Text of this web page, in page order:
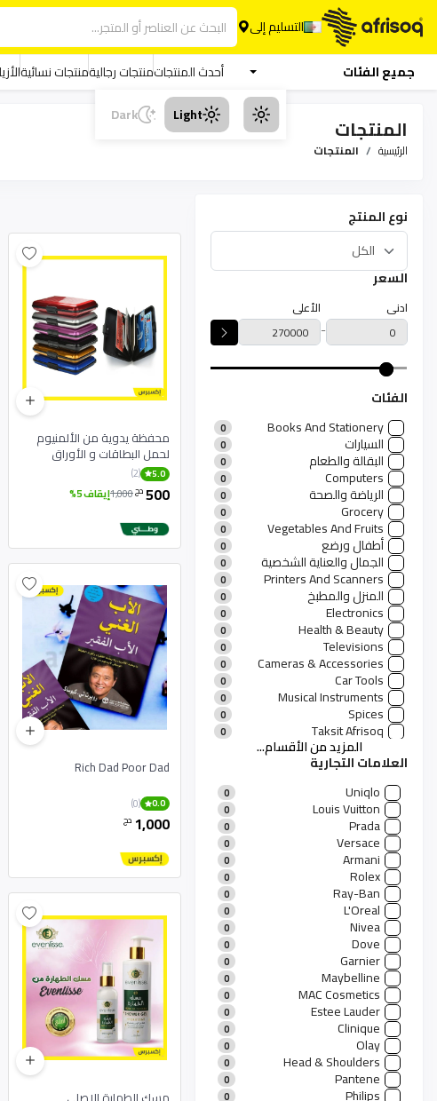
التسليم إلى
جميع الفئات أحدث المنتجاتمنتجات رجاليةمنتجات نسائية
Light
Dark المنتجات
الرئيسية المنتجات
نوع المنتج
السعر
ادنى
-
الأعلى
الفئات
Books And Stationery
0
السيارات 0
البقالة والطعام 0
Computers
0
الرياضة والصحة 0
Grocery
0
Vegetables And Fruits
0
أطفال ورضع 0
الجمال والعناية الشخصية 0
Printers And Scanners
0
المنزل والمطبخ 0
Electronics
0
Health & Beauty
0
Televisions
0
Cameras & Accessories
0
Car Tools
0
Musical Instruments
0
Spices
0
Taksit Afrisoq
0
منتجات رجالية
منتجات نسائية
0
منتجات منزلية 1
مستلزمات وألعاب الأطفال 0
Sports Products
0
Packing Materials
0
Hardware
0
Watches
0
Sunglasses
0
Phones And Tablets
0
Digital Products
0
المزيد من الأقسام...
العلامات التجارية
Uniqlo
0
Louis Vuitton
0
Prada
0
Versace
0
Armani
0
Rolex
0
Ray-Ban
0
L'Oreal
0
Nivea
0
Dove
0
Garnier
0
Maybelline
0
MAC Cosmetics
0
Estee Lauder
0
Clinique
0
Olay
0
Head & Shoulders
0
Pantene
0
Philips
0
محفظة يدوية من الألمنيوم
لحمل البطاقات و الأوراق
النقدية
5.0
(2)
500دج1,000إيقاف 5%
Rich Dad Poor Dad
0.0
(0)
1,000 دج